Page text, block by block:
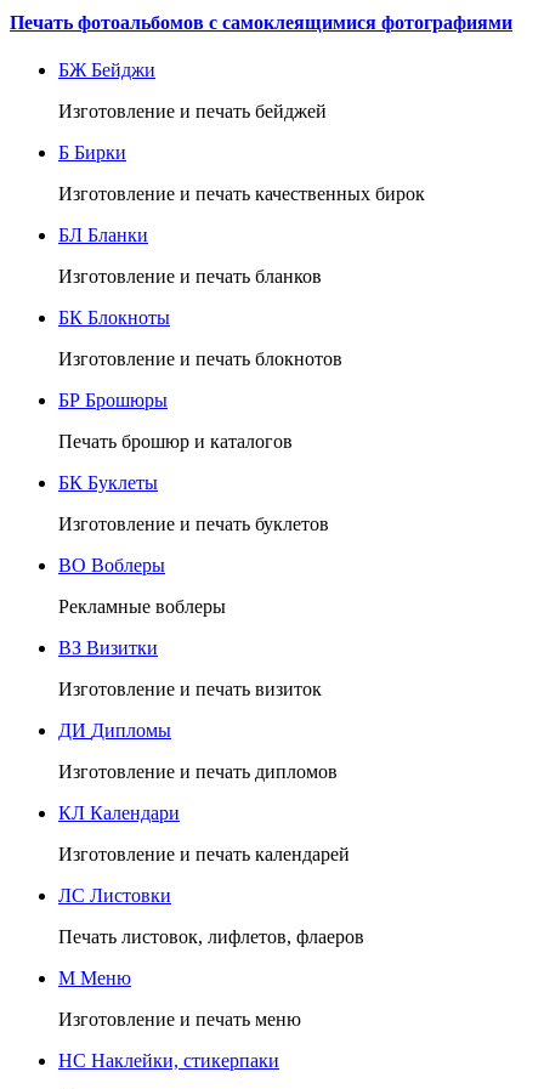
Печать фотоальбомов с самоклеящимися фотографиями
БЖ Бейджи
Изготовление и печать бейджей
Б Бирки
Изготовление и печать качественных бирок
БЛ Бланки
Изготовление и печать бланков
БК Блокноты
Изготовление и печать блокнотов
БР Брошюры
Печать брошюр и каталогов
БК Буклеты
Изготовление и печать буклетов
ВО Воблеры
Рекламные воблеры
ВЗ Визитки
Изготовление и печать визиток
ДИ Дипломы
Изготовление и печать дипломов
КЛ Календари
Изготовление и печать календарей
ЛС Листовки
Печать листовок, лифлетов, флаеров
М Меню
Изготовление и печать меню
НС Наклейки, стикерпаки